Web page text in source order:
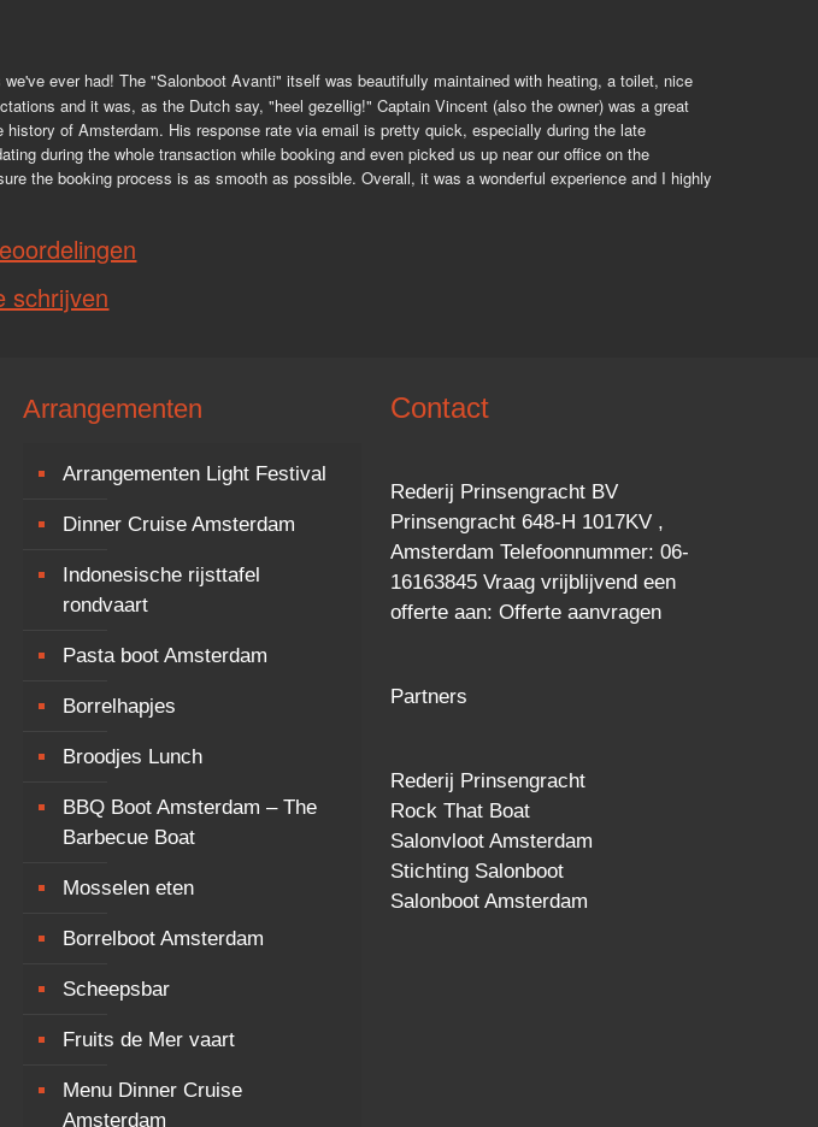
ever had! The "Salonboot Avanti" itself was beautifully maintained with heating, a toilet, nice
and it was, as the Dutch say, "heel gezellig!" Captain Vincent (also the owner) was a great
of Amsterdam. His response rate via email is pretty quick, especially during the late
during the whole transaction while booking and even picked us up near our office on the
the booking process is as smooth as possible. Overall, it was a wonderful experience and I highly
schrijven
Arrangementen
Arrangementen Light Festival
Dinner Cruise Amsterdam
Indonesische rijsttafel
rondvaart
Pasta boot Amsterdam
Borrelhapjes
Broodjes Lunch
BBQ Boot Amsterdam – The
Barbecue Boat
Mosselen eten
Borrelboot Amsterdam
Scheepsbar
Fruits de Mer vaart
Menu Dinner Cruise
Amsterdam
Contact
Rederij Prinsengracht BV
Prinsengracht 648-H 1017KV ,
Amsterdam Telefoonnummer: 06-
16163845 Vraag vrijblijvend een
offerte aan:Offerte aanvragen
Partners
Rederij Prinsengracht
Rock That Boat
Salonvloot Amsterdam
Stichting Salonboot
Salonboot Amsterdam